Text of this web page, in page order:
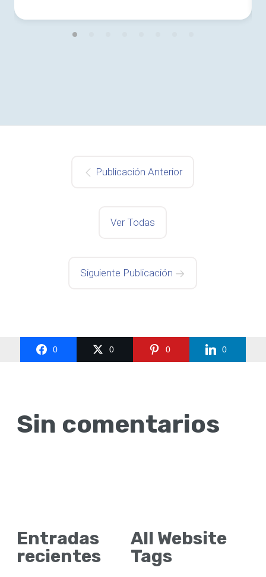
Publicación Anterior
Ver Todas
Siguiente Publicación
0 0 0 0
Sin comentarios
Entradas
recientes
All Website
Tags